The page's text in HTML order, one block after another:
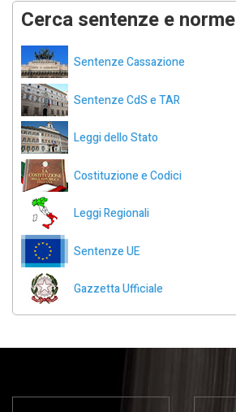
Cerca sentenze e norme
Sentenze Cassazione
Sentenze CdS e TAR
Leggi dello Stato
Costituzione e Codici
Leggi Regionali
Sentenze UE
Gazzetta Ufficiale